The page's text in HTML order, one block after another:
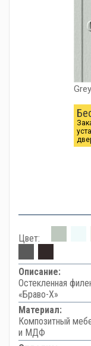
Цвет:
Описание:
Остекленная
«Браво-Х»
Материал:
Композитный
и МДФ